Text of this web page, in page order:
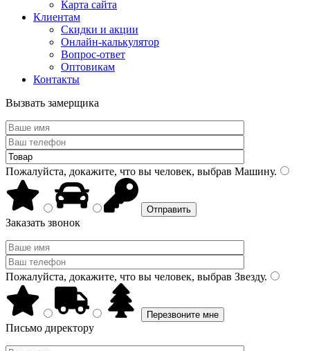
Карта сайта
Клиентам
Скидки и акции
Онлайн-калькулятор
Вопрос-ответ
Оптовикам
Контакты
Вызвать замерщика
Пожалуйста, докажите, что вы человек, выбрав Машину.
Заказать звонок
Пожалуйста, докажите, что вы человек, выбрав Звезду.
Письмо директору